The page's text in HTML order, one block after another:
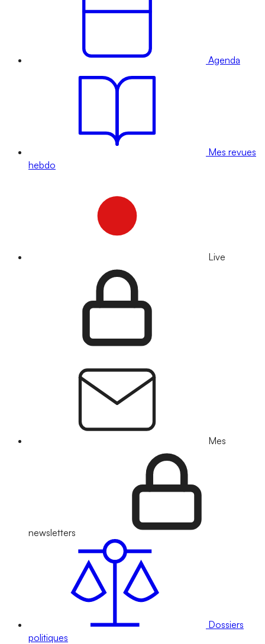
Agenda
Mes revues
hebdo
Live
Mes
newsletters
Dossiers
politiques